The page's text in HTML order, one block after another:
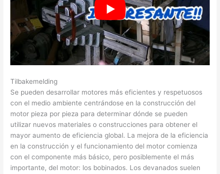
Tilbakemelding
Se pueden desarrollar motores más eficientes y respetuosos
con el medio ambiente centrándose en la construcción del
motor pieza por pieza para determinar dónde se pueden
utilizar nuevos materiales o construcciones para obtener el
mayor aumento de eficiencia global. La mejora de la eficiencia
en la construcción y el funcionamiento del motor comienza
con el componente más básico, pero posiblemente el más
importante, del motor: los bobinados. Los devanados suelen